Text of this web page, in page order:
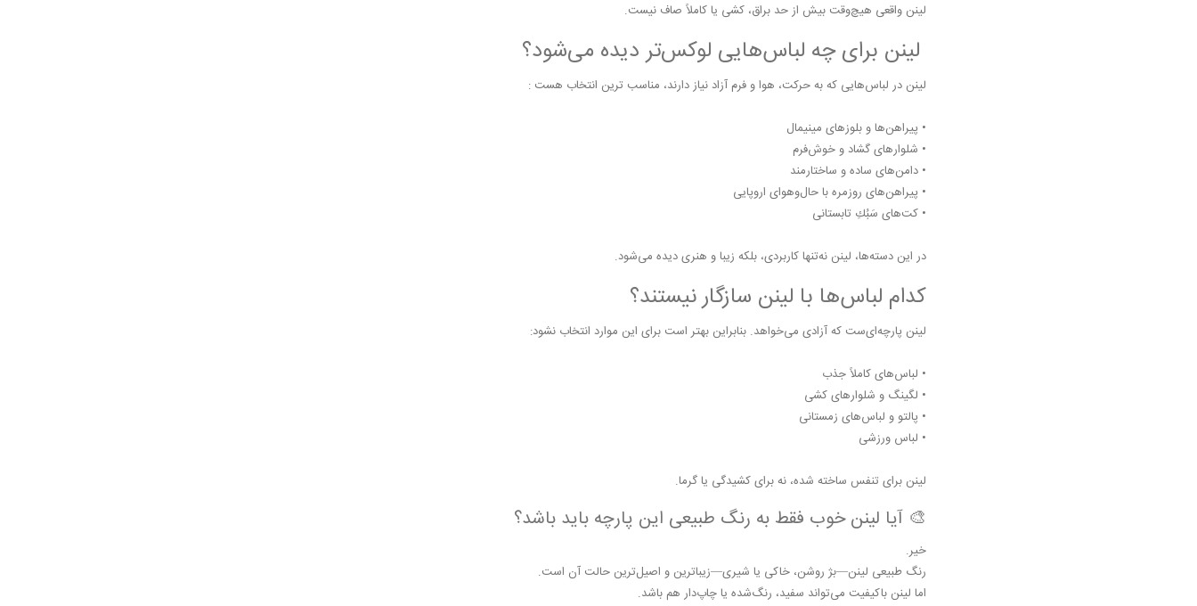
لینن واقعی هیچ‌وقت بیش از حد براق، کشی یا کاملاً صاف نیست.
لینن برای چه لباس‌هایی لوکس‌تر دیده می‌شود؟
لینن در لباس‌هایی که به حرکت، هوا و فرم آزاد نیاز دارند، مناسب ترین انتخاب هست :
• پیراهن‌ها و بلوزهای مینیمال
• شلوارهای گشاد و خوش‌فرم
• دامن‌های ساده و ساختارمند
• پیراهن‌های روزمره با حال‌وهوای اروپایی
• کت‌های سَبُكِ تابستانی
در این دسته‌ها، لینن نه‌تنها کاربردی، بلکه زیبا و هنری دیده می‌شود.
کدام لباس‌ها با لینن سازگار نیستند؟
لینن پارچه‌ای‌ست که آزادی می‌خواهد. بنابراین بهتر است برای این موارد انتخاب نشود:
• لباس‌های کاملاً جذب
• لگینگ و شلوارهای کشی
• پالتو و لباس‌های زمستانی
• لباس ورزشی
لینن برای تنفس ساخته شده، نه برای کشیدگی یا گرما.
🎨 آیا لینن خوب فقط به رنگ طبیعی اين پارچه بايد باشد؟
خير.
رنگ طبیعی لینن—بژ روشن، خاکی یا شیری—زیباترین و اصیل‌ترین حالت آن است.
اما لینن باکیفیت می‌تواند سفید، رنگ‌شده یا چاپ‌دار هم باشد.